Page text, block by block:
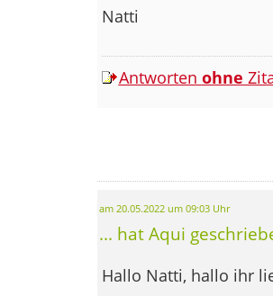
Natti
Antworten ohne
am 20.05.2022 um 09:03 Uhr
... hat Aqui
Hallo Natti, hallo ihr